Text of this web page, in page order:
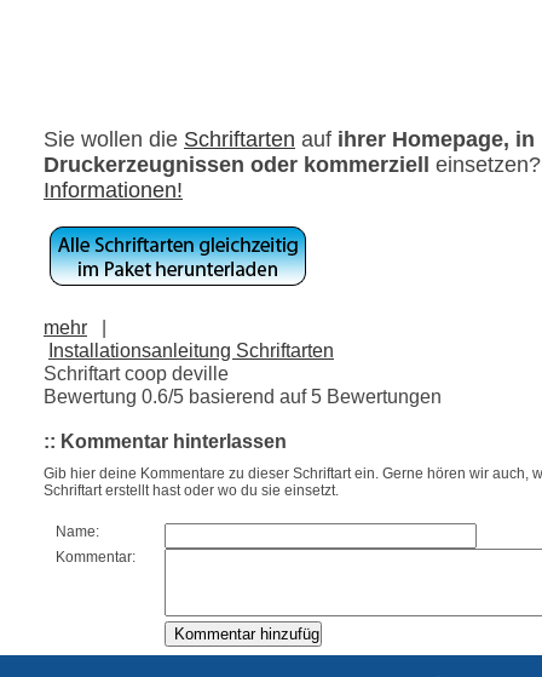
Sie wollen die Schriftarten auf ihrer Homepage, in
Druckerzeugnissen oder kommerziell
Informationen!
mehr
|
Installationsanleitung Schriftarten
Schriftart coop deville
Bewertung 0.6/5 basierend auf 5 Bewertungen
:: Kommentar hinterlassen
Gib hier deine Kommentare zu dieser Schriftart ein. Gerne hören wir auch,
Schriftart erstellt hast oder wo du sie einsetzt.
Name:
Kommentar: